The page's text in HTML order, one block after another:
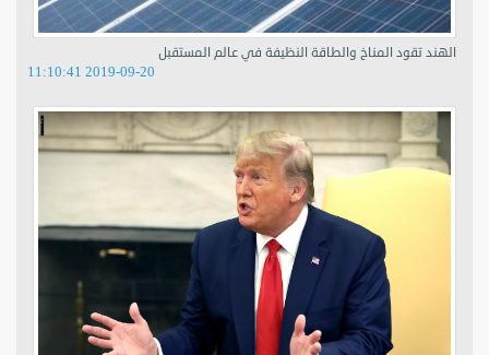
الهند تقود المناخ والطاقة النظيفة في عالم المستقبل
2019-09-20 11:10:41